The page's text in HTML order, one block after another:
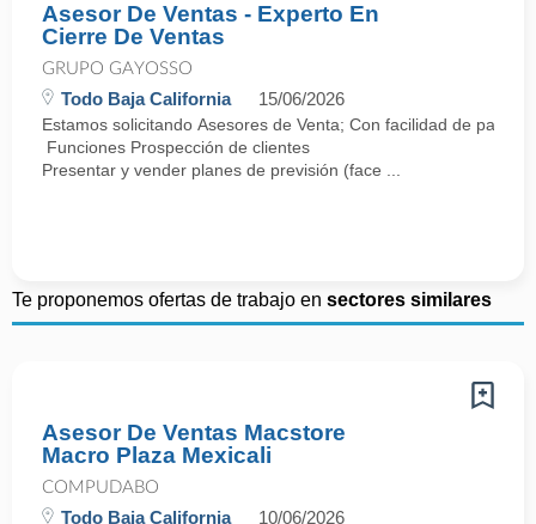
Asesor De Ventas - Experto En
Cierre De Ventas
GRUPO GAYOSSO
Todo Baja California 15/06/2026
Estamos solicitando Asesores de Venta; Con facilidad de
Funciones Prospección de clientes
Presentar y vender planes de previsión (face ...
Te proponemos ofertas de trabajo en sectores similares
Asesor De Ventas Macstore
Macro Plaza Mexicali
COMPUDABO
Todo Baja California 10/06/2026